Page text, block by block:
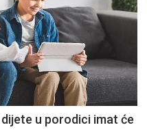
u porodici imat će